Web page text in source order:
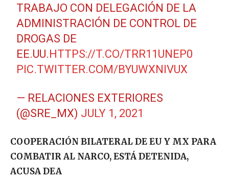
TRABAJO CON DELEGACIÓN DE LA
ADMINISTRACIÓN DE CONTROL DE
DROGAS DE
EE.UU.HTTPS://T.CO/TRR11UNEP0
PIC.TWITTER.COM/BYUWXNIVUX
— RELACIONES EXTERIORES
(@SRE_MX) JULY 1, 2021
COOPERACIÓN BILATERAL DE EU Y MX PARA
COMBATIR AL NARCO, ESTÁ DETENIDA,
ACUSA DEA